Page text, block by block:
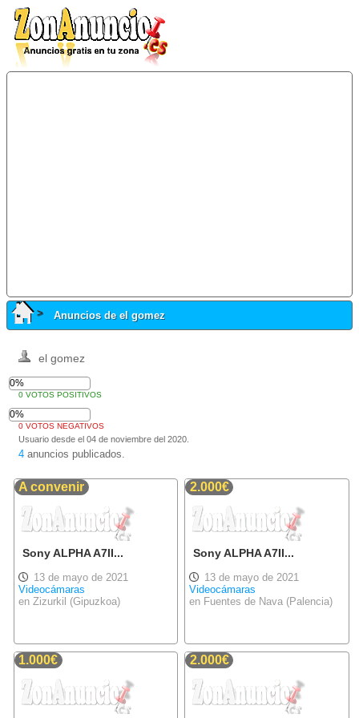
Anuncios de el gomez
el gomez
0%
0 VOTOS POSITIVOS
0%
0 VOTOS NEGATIVOS
Usuario desde el 04 de noviembre del 2020.
4 anuncios publicados.
A convenir
Sony ALPHA A7II...
13 de mayo de 2021
Videocámaras
en Zizurkil (Gipuzkoa)
2.000€
Sony ALPHA A7II...
13 de mayo de 2021
Videocámaras
en Fuentes de Nava (Palencia)
1.000€ 2.000€